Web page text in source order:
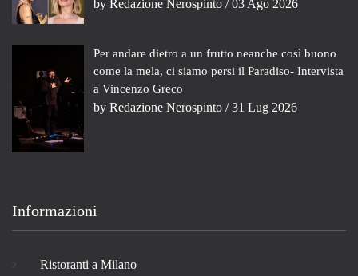
by Redazione Nerospinto / 03 Ago 2026
Per andare dietro a un frutto neanche così buono
come la mela, ci siamo persi il Paradiso- Intervista
a Vincenzo Greco
by Redazione Nerospinto / 31 Lug 2026
Informazioni
Ristoranti a Milano